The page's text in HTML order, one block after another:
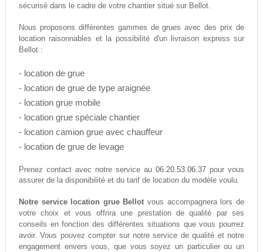
sécurisé dans le cadre de votre chantier situé sur Bellot.
Nous proposons différentes gammes de grues avec des prix de
location raisonnables et la possibilité d'un livraison express sur
Bellot :
- location de grue
- location de grue de type araignée
- location grue mobile
- location grue spéciale chantier
- location camion grue avec chauffeur
- location de grue de levage
Prenez contact avec notre service au06.20.53.06.37 pour vous
assurer de la disponibilité et du tarif de location du modèle voulu.
Notre service location grue Bellot vous accompagnera lors de
votre choix et vous offrira une prestation de qualité par ses
conseils en fonction des différentes situations que vous pourrez
avoir. Vous pouvez compter sur notre service de qualité et notre
engagement envers vous, que vous soyez un particulier ou un